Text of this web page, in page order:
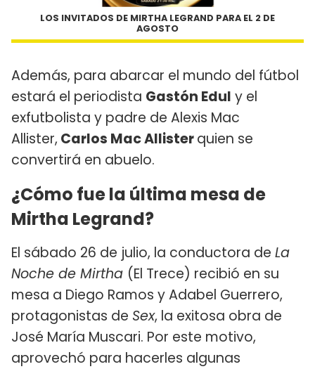
LOS INVITADOS DE MIRTHA LEGRAND PARA EL 2 DE
AGOSTO
Además, para abarcar el mundo del fútbol
estará el periodista Gastón Edul y el
exfutbolista y padre de Alexis Mac
Allister, Carlos Mac Allisterquien se
convertirá en abuelo.
¿Cómo fue la última mesa de
Mirtha Legrand?
El sábado 26 de julio, la conductora de La
Noche de Mirtha (El Trece) recibió en su
mesa a Diego Ramos y Adabel Guerrero,
protagonistas de Sex, la exitosa obra de
José María Muscari. Por este motivo,
aprovechó para hacerles algunas